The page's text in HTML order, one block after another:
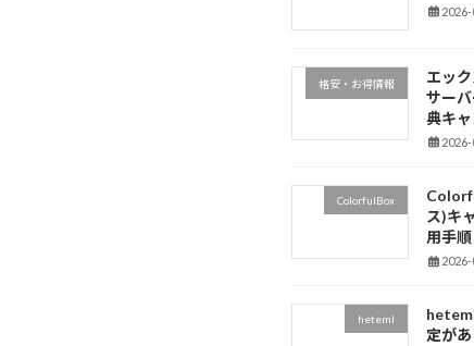
格安・お得情報
エッ
サー
典キ
ColorfulBox
ス)キ
用手順
heteml
定があ